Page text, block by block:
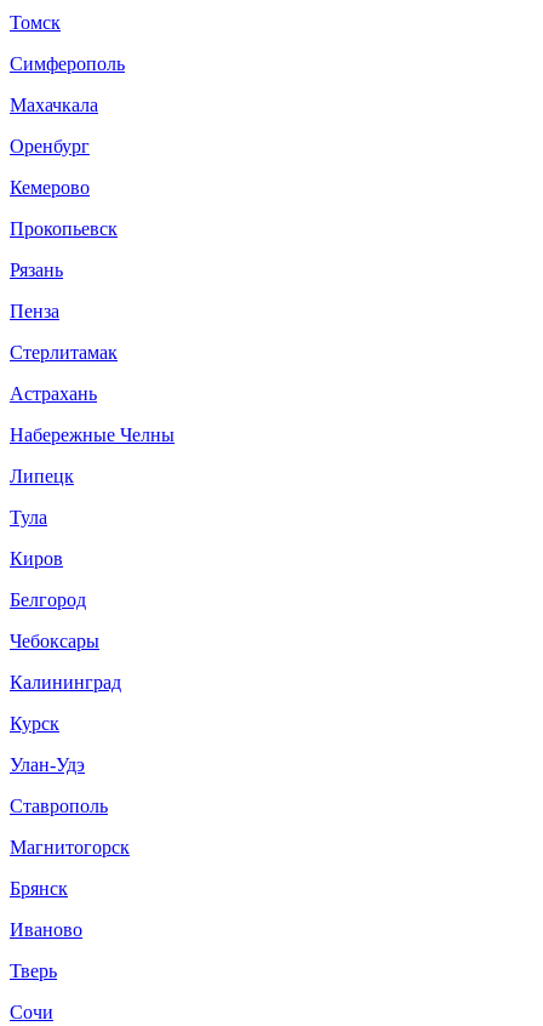
Томск
Симферополь
Махачкала
Оренбург
Кемерово
Прокопьевск
Рязань
Пенза
Cтерлитамак
Астрахань
Набережные Челны
Липецк
Тула
Киров
Белгород
Чебоксары
Калининград
Курск
Улан-Удэ
Ставрополь
Магнитогорск
Брянск
Иваново
Тверь
Сочи